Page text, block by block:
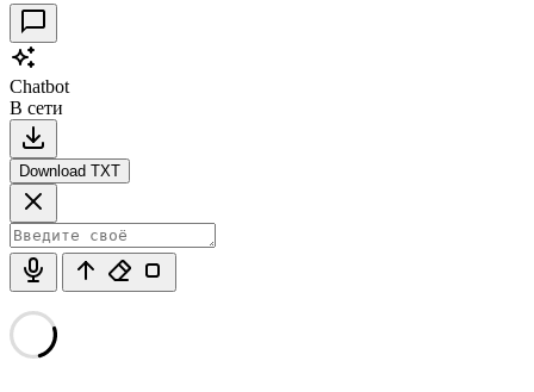
Chatbot
В сети
Download TXT